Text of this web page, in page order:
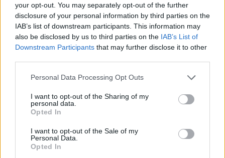
your opt-out. You may separately opt-out of the further
disclosure of your personal information by third parties on the
IAB’s list of downstream participants. This information may
also be disclosed by us to third parties on the IAB’s List of
Downstream Participants that may further disclose it to other
Personal Data Processing Opt Outs
I want to opt-out of the Sharing of my
personal data.
Opted In
I want to opt-out of the Sale of my
Personal Data.
Opted In
commerciali del Devero per presentarlo e far
sì che possa diventare una reale opportunità
turistica per tutto il territorio».
La guida è disponibile in forma fisica in
versione base o “deluxe”e in forma digitale
come e-book. Esiste inoltre anche la traccia
gpx dell’intero tragitto, in modo da poter
verificare in qualsiasi momento il proprio
percorso direttamente dal cellulare ed